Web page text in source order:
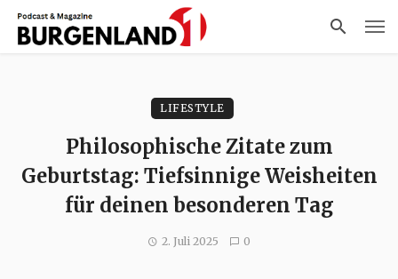
LIFESTYLE
Philosophische Zitate zum
Geburtstag: Tiefsinnige Weisheiten
für deinen besonderen Tag
2. Juli 2025 0